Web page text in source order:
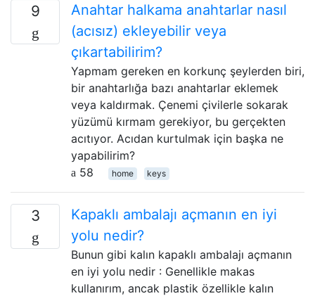
9
Anahtar halkama anahtarlar nasıl
(acısız) ekleyebilir veya
çıkartabilirim?
Yapmam gereken en korkunç şeylerden biri,
bir anahtarlığa bazı anahtarlar eklemek
veya kaldırmak. Çenemi çivilerle sokarak
yüzümü kırmam gerekiyor, bu gerçekten
acıtıyor. Acıdan kurtulmak için başka ne
yapabilirim?
58
home keys
3
Kapaklı ambalajı açmanın en iyi
yolu nedir?
Bunun gibi kalın kapaklı ambalajı açmanın
en iyi yolu nedir : Genellikle makas
kullanırım, ancak plastik özellikle kalın